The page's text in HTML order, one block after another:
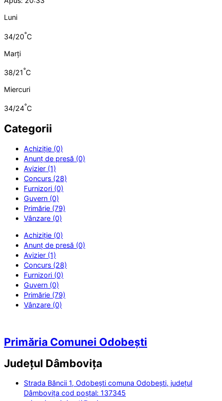
Luni
34/20°C
Marți
38/21°C
Miercuri
34/24°C
Categorii
Achiziție (0)
Anunț de presă (0)
Avizier (1)
Concurs (28)
Furnizori (0)
Guvern (0)
Primărie (79)
Vânzare (0)
Achiziție (0)
Anunț de presă (0)
Avizier (1)
Concurs (28)
Furnizori (0)
Guvern (0)
Primărie (79)
Vânzare (0)
Primăria Comunei Odobești
Județul Dâmbovița
Strada Băncii 1, Odobești comuna Odobești, județul
Dâmbovița cod poștal: 137345